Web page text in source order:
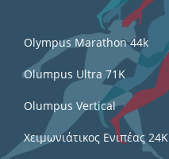
Olympus Marathon 44k
Olumpus Ultra 71K
Olumpus Vertical
Χειμωνιάτικος Ενιπέας 24Κ